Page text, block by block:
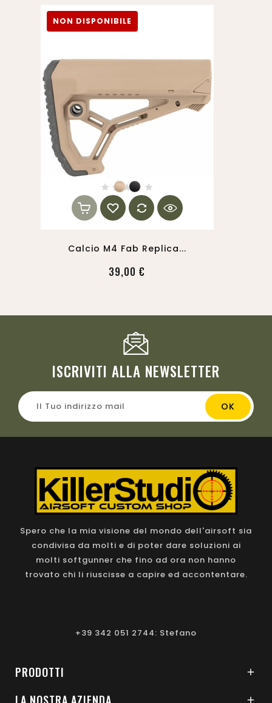
NON DISPONIBILE
Calcio M4 Fab Replica...
39,00 €
ISCRIVITI ALLA NEWSLETTER
Spero che la mia visione del mondo dell'airsoft sia
condivisa da molti e di poter dare soluzioni ai
molti softgunner che fino ad ora non hanno
trovato chi li riuscisse a capire ed accontentare.
+39 342 051 2744: Stefano
PRODOTTI 
LA NOSTRA AZIENDA 